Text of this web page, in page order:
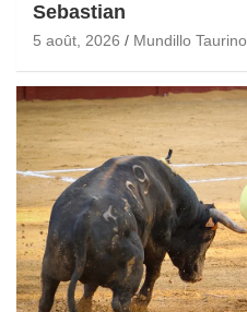
Sebastian
5 août, 2026 Mundillo Taurino